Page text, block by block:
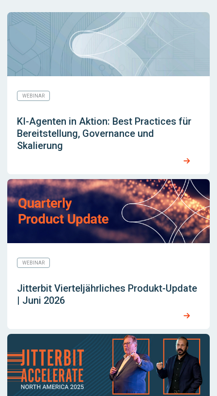
WEBINAR
KI-Agenten in Aktion: Best Practices für
Bereitstellung, Governance und
Skalierung
WEBINAR
Jitterbit Vierteljährliches Produkt-Update
| Juni 2026